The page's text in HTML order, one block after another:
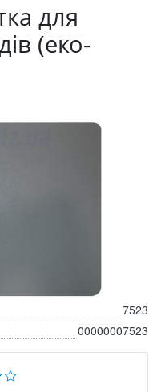
для
(еко-
7523
00000007523